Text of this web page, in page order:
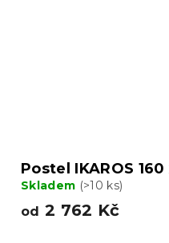
Postel IKAROS
Skladem (>10 ks)
od 2 762 Kč